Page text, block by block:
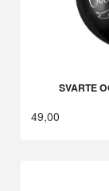
SVARTE
49,00